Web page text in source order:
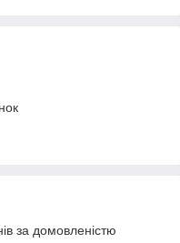
за домовленістю